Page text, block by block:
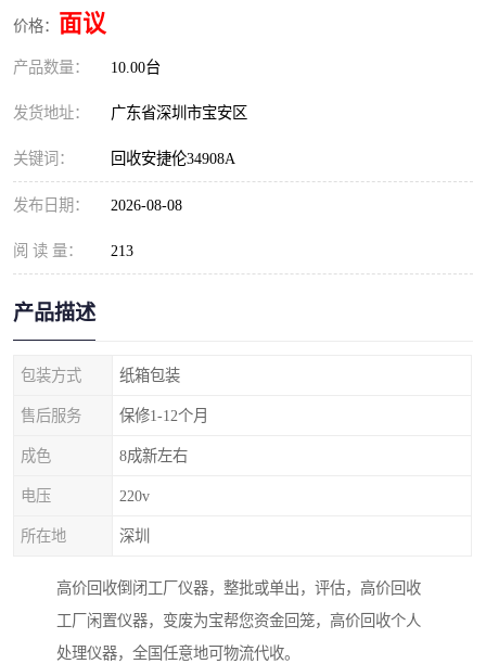
价格： 面议
产品数量： 10.00台
发货地址： 广东省深圳市宝安区
关键词： 回收安捷伦34908A
发布日期： 2026-08-08
阅 读 量： 213
产品描述
包装方式 纸箱包装
售后服务 保修1-12个月
成色 8成新左右
电压 220v
所在地 深圳
高价回收倒闭工厂仪器，整批或单出，评估，高价回收
工厂闲置仪器，变废为宝帮您资金回笼，高价回收个人
处理仪器，全国任意地可物流代收。